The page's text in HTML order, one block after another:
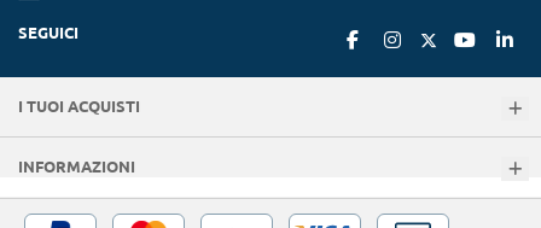
SEGUICI
I TUOI ACQUISTI
INFORMAZIONI